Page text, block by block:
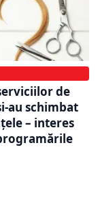
de
au schimbat
– interes